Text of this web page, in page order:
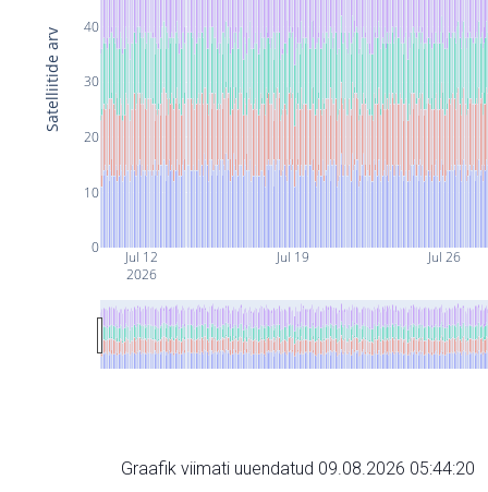
Jul 12
2026
Jul 19 Jul 26
0
10
20
30
40
Satelliitide arv
Graafik viimati uuendatud 09.08.2026 05:44:20